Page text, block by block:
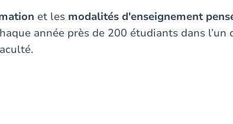
et les modalités d'enseignement
année près de 200 étudiants dans l’un